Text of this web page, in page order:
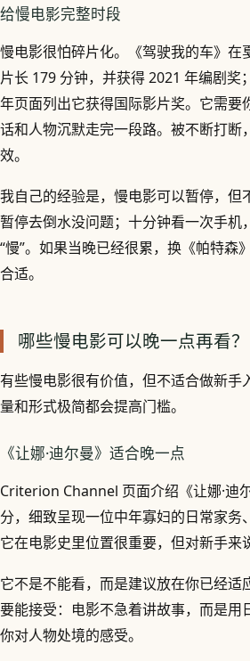
给慢电影完整时段
慢电影很怕碎片化。《驾驶我的车》在
片长 179 分钟，并获得 2021 年编剧奖
年页面列出它获得国际影片奖。它需要
话和人物沉默走完一段路。被不断打断
效。
我自己的经验是，慢电影可以暂停，但
暂停去倒水没问题；十分钟看一次手机
“慢”。如果当晚已经很累，换《帕特森
合适。
哪些慢电影可以晚一点再看？
有些慢电影很有价值，但不适合做新手
量和形式极简都会提高门槛。
《让娜·迪尔曼》适合晚一点
Criterion Channel 页面介绍《让娜·迪
分，细致呈现一位中年寡妇的日常家务
它在电影史里位置很重要，但对新手来
它不是不能看，而是建议放在你已经适
要能接受：电影不急着讲故事，而是用
你对人物处境的感受。